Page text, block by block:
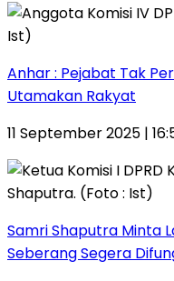
Anhar : Pejabat Tak
Utamakan Rakyat
11 September 2025 |
Samri Shaputra Minta
Seberang Segera